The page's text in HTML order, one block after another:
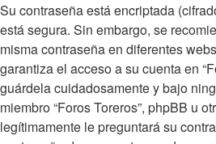
Su contraseña está encriptada
está segura. Sin embargo, se
misma contraseña en diferentes
garantiza el acceso a su cuenta en
guárdela cuidadosamente y bajo
miembro “Foros Toreros”, phpBB u
legítimamente le preguntará su